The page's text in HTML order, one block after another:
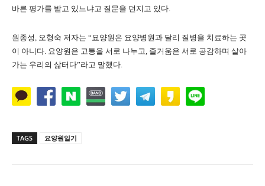
바른 평가를 받고 있느냐고 질문을 던지고 있다.
원종성, 오형숙 저자는 “요양원은 요양병원과 달리 질병을 치료하는 곳
이 아니다. 요양원은 고통을 서로 나누고, 즐거움은 서로 공감하며 살아
가는 우리의 삶터다”라고 말했다.
TAGS 요양원일기